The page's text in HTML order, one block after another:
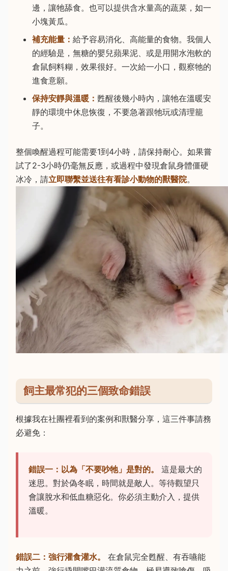
邊，讓牠舔食。也可以提供含水量高的蔬菜，如一
小塊黃瓜。
補充能量： 給予容易消化、高能量的食物。我個人
的經驗是，無糖的嬰兒蘋果泥、或是用開水泡軟的
倉鼠飼料糊，效果很好。一次給一小口，觀察牠的
進食意願。
保持安靜與溫暖： 甦醒後幾小時內，讓牠在溫暖安
靜的環境中休息恢復，不要急著跟牠玩或清理籠
子。
整個喚醒過程可能需要1到4小時，請保持耐心。如果嘗
試了2-3小時仍毫無反應，或過程中發現倉鼠身體僵硬
冰冷，請立即聯繫並送往有看診小動物的獸醫院。
飼主最常犯的三個致命錯誤
根據我在社團裡看到的案例和獸醫分享，這三件事請務
必避免：
錯誤一：以為「不要吵牠」是對的。
這是最大的
迷思。對於偽冬眠，時間就是敵人。等待觀望只
會讓脫水和低血糖惡化。你必須主動介入，提供
溫暖。
錯誤二：強行灌食灌水。
在倉鼠完全甦醒、有吞嚥能